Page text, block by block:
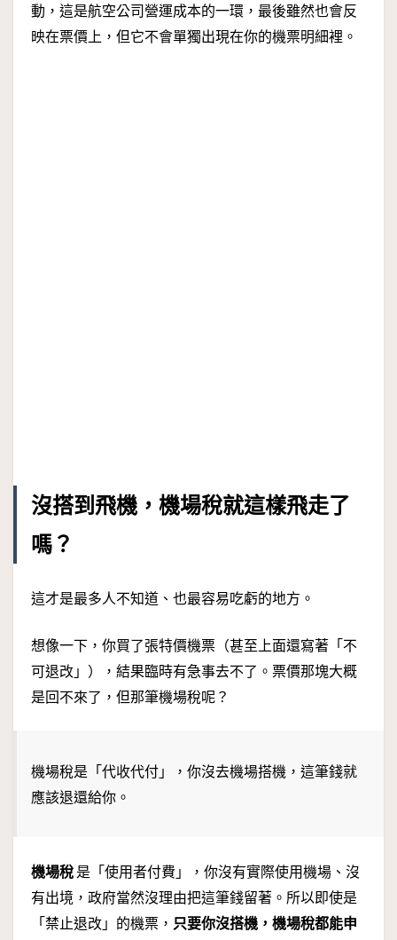
動，這是航空公司營運成本的一環，最後雖然也會反
映在票價上，但它不會單獨出現在你的機票明細裡。
沒搭到飛機，機場稅就這樣飛走了
嗎？
這才是最多人不知道、也最容易吃虧的地方。
想像一下，你買了張特價機票（甚至上面還寫著「不
可退改」），結果臨時有急事去不了。票價那塊大概
是回不來了，但那筆機場稅呢？
機場稅是「代收代付」，你沒去機場搭機，這筆錢就
應該退還給你。
機場稅 是「使用者付費」，你沒有實際使用機場、沒
有出境，政府當然沒理由把這筆錢留著。所以即使是
「禁止退改」的機票， 只要你沒搭機，機場稅都能申